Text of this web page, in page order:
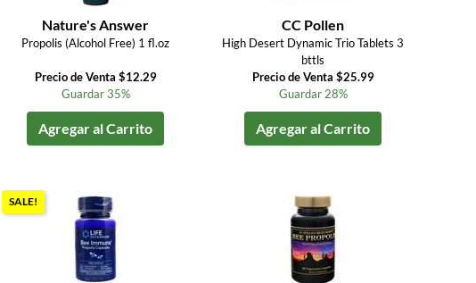
Nature's Answer
Propolis (Alcohol Free) 1 fl.oz
Precio de Venta $12.29
Guardar 35%
Agregar al Carrito
CC Pollen
High Desert Dynamic Trio Tablets 3
bttls
Precio de Venta $25.99
Guardar 28%
Agregar al Carrito
SALE!